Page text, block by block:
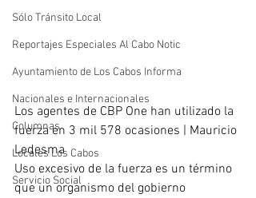
Sólo Tránsito Local
Reportajes Especiales Al Cabo Notic
Ayuntamiento de Los Cabos Informa
Nacionales e Internacionales
Columnas
Locales Los Cabos
Servicio Social
Los agentes de CBP One han utilizado la
fuerza en 3 mil 578 ocasiones | Mauricio
Ledesma
Uso excesivo de la fuerza es un término
que un organismo del gobierno